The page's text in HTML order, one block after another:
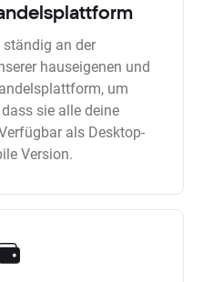
an der
hauseigenen und
um
sie alle deine
als Desktop-
Version.